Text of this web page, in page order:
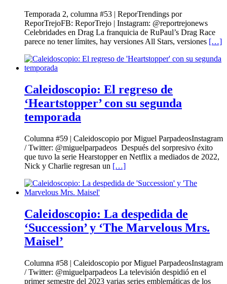
Temporada 2, columna #53 | ReporTrendings por
ReporTrejoFB: ReporTrejo | Instagram: @reportrejonews
Celebridades en Drag La franquicia de RuPaul’s Drag Race
parece no tener límites, hay versiones All Stars, versiones […]
Caleidoscopio: El regreso de
‘Heartstopper’ con su segunda
temporada
Columna #59 | Caleidoscopio por Miguel ParpadeosInstagram
/ Twitter: @miguelparpadeos Después del sorpresivo éxito
que tuvo la serie Hearstopper en Netflix a mediados de 2022,
Nick y Charlie regresan un […]
Caleidoscopio: La despedida de
‘Succession’ y ‘The Marvelous Mrs.
Maisel’
Columna #58 | Caleidoscopio por Miguel ParpadeosInstagram
/ Twitter: @miguelparpadeos La televisión despidió en el
primer semestre del 2023 varias series emblemáticas de los